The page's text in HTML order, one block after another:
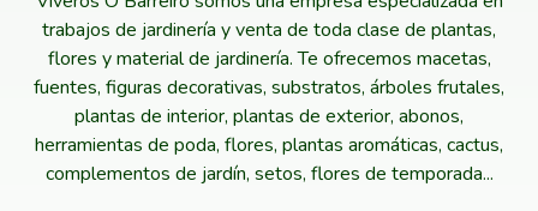
trabajos de jardinería y venta de toda clase de plantas,
flores y material de jardinería. Te ofrecemos macetas,
fuentes, figuras decorativas, substratos, árboles frutales,
plantas de interior, plantas de exterior, abonos,
herramientas de poda, flores, plantas aromáticas, cactus,
complementos de jardín, setos, flores de temporada...